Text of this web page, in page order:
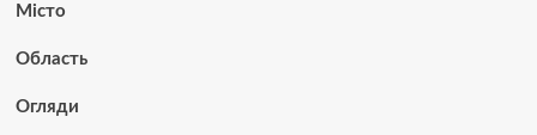
Місто
Область
Огляди